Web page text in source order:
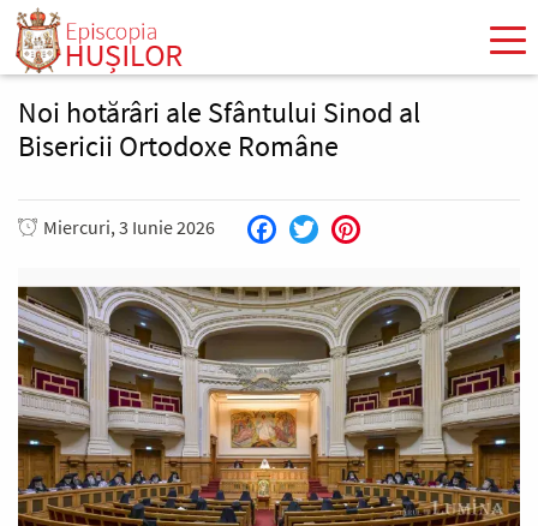
Mergi
conţinutul
principal
Noi hotărâri ale Sfântului Sinod al
Bisericii Ortodoxe Române
Miercuri, 3 Iunie 2026 Facebook
Twitter